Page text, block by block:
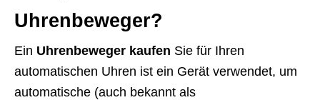
Uhrenbeweger?
Ein Uhrenbeweger kaufen Sie für Ihren
automatischen Uhren ist ein Gerät verwendet, um
automatische (auch bekannt als